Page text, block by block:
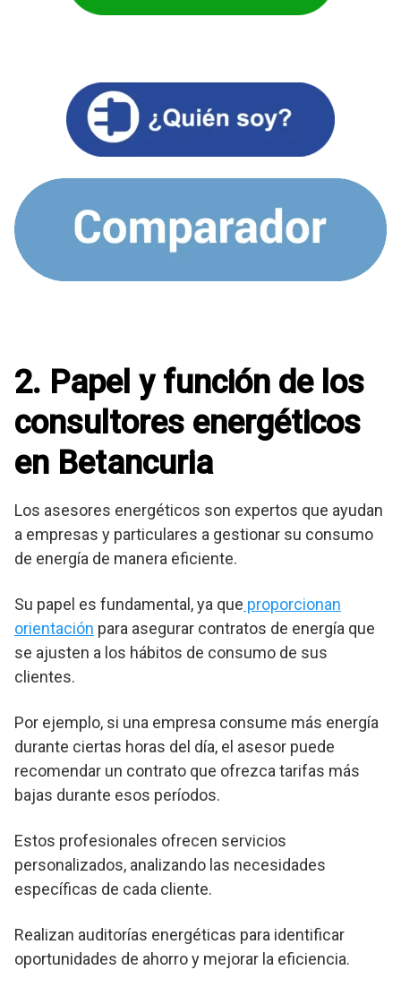
2. Papel y función de los
consultores energéticos
en Betancuria
Los asesores energéticos son expertos que ayudan
a empresas y particulares a gestionar su consumo
de energía de manera eficiente.
Su papel es fundamental, ya que proporcionan
orientación para asegurar contratos de energía que
se ajusten a los hábitos de consumo de sus
clientes.
Por ejemplo, si una empresa consume más energía
durante ciertas horas del día, el asesor puede
recomendar un contrato que ofrezca tarifas más
bajas durante esos períodos.
Estos profesionales ofrecen servicios
personalizados, analizando las necesidades
específicas de cada cliente.
Realizan auditorías energéticas para identificar
oportunidades de ahorro y mejorar la eficiencia.